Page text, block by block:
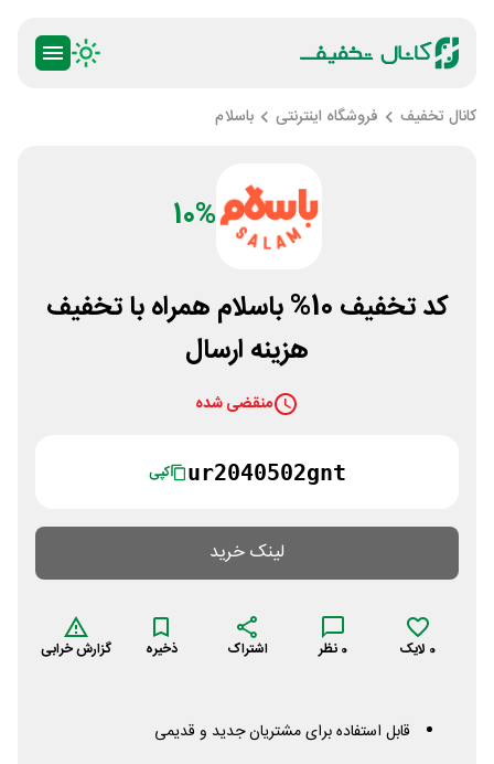
کانال تخفیف فروشگاه اینترنتی باسلام
10%
کد تخفیف 10% باسلام همراه با تخفیف
هزینه ارسال
منقضی شده
ur2040502gnt کپی
لینک خرید
0 لایک 0 نظر اشتراک ذخیره گزارش خرابی
قابل استفاده برای مشتریان جدید و قدیمی